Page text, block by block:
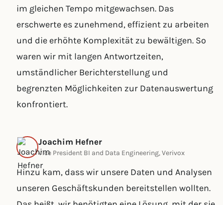
im gleichen Tempo mitgewachsen. Das
erschwerte es zunehmend, effizient zu arbeiten
und die erhöhte Komplexität zu bewältigen. So
waren wir mit langen Antwortzeiten,
umständlicher Berichterstellung und
begrenzten Möglichkeiten zur Datenauswertung
konfrontiert.
Joachim Hefner
Vice President BI and Data Engineering, Verivox
Hinzu kam, dass wir unsere Daten und Analysen
unseren Geschäftskunden bereitstellen wollten.